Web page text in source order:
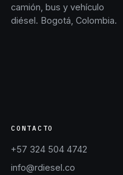
camión, bus y vehículo
diésel. Bogotá, Colombia.
CONTACTO
+57 324 504 4742
info@rdiesel.co